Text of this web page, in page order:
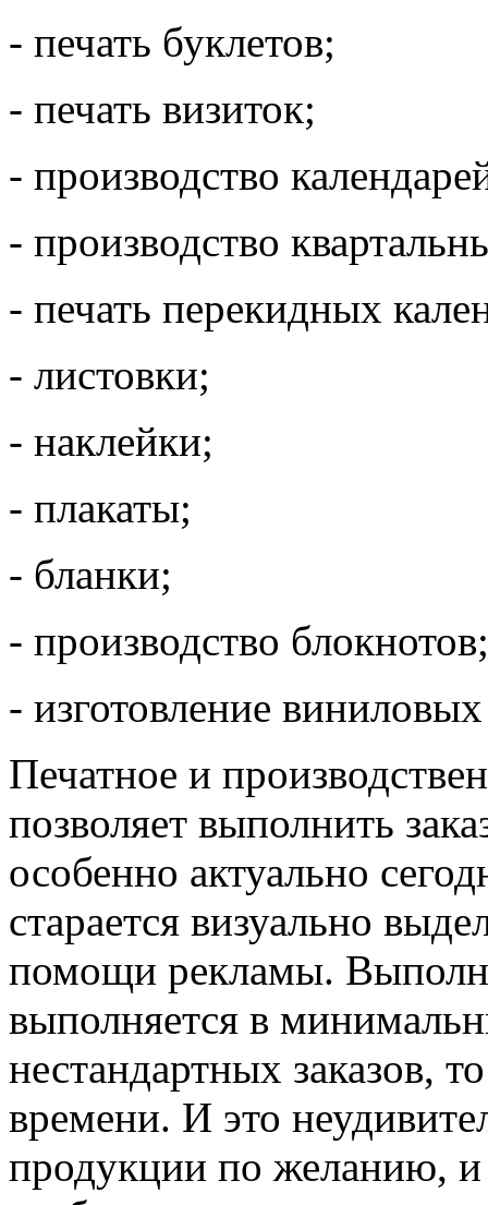
- печать буклетов;
- печать визиток;
- производство
- производство
- печать перекидных
- листовки;
- наклейки;
- плакаты;
- бланки;
- производство блокнотов;
- изготовление
Печатное и
позволяет выполнить
особенно актуально
старается визуально
помощи рекламы.
выполняется в
нестандартных заказов,
времени. И это
продукции по желанию, и